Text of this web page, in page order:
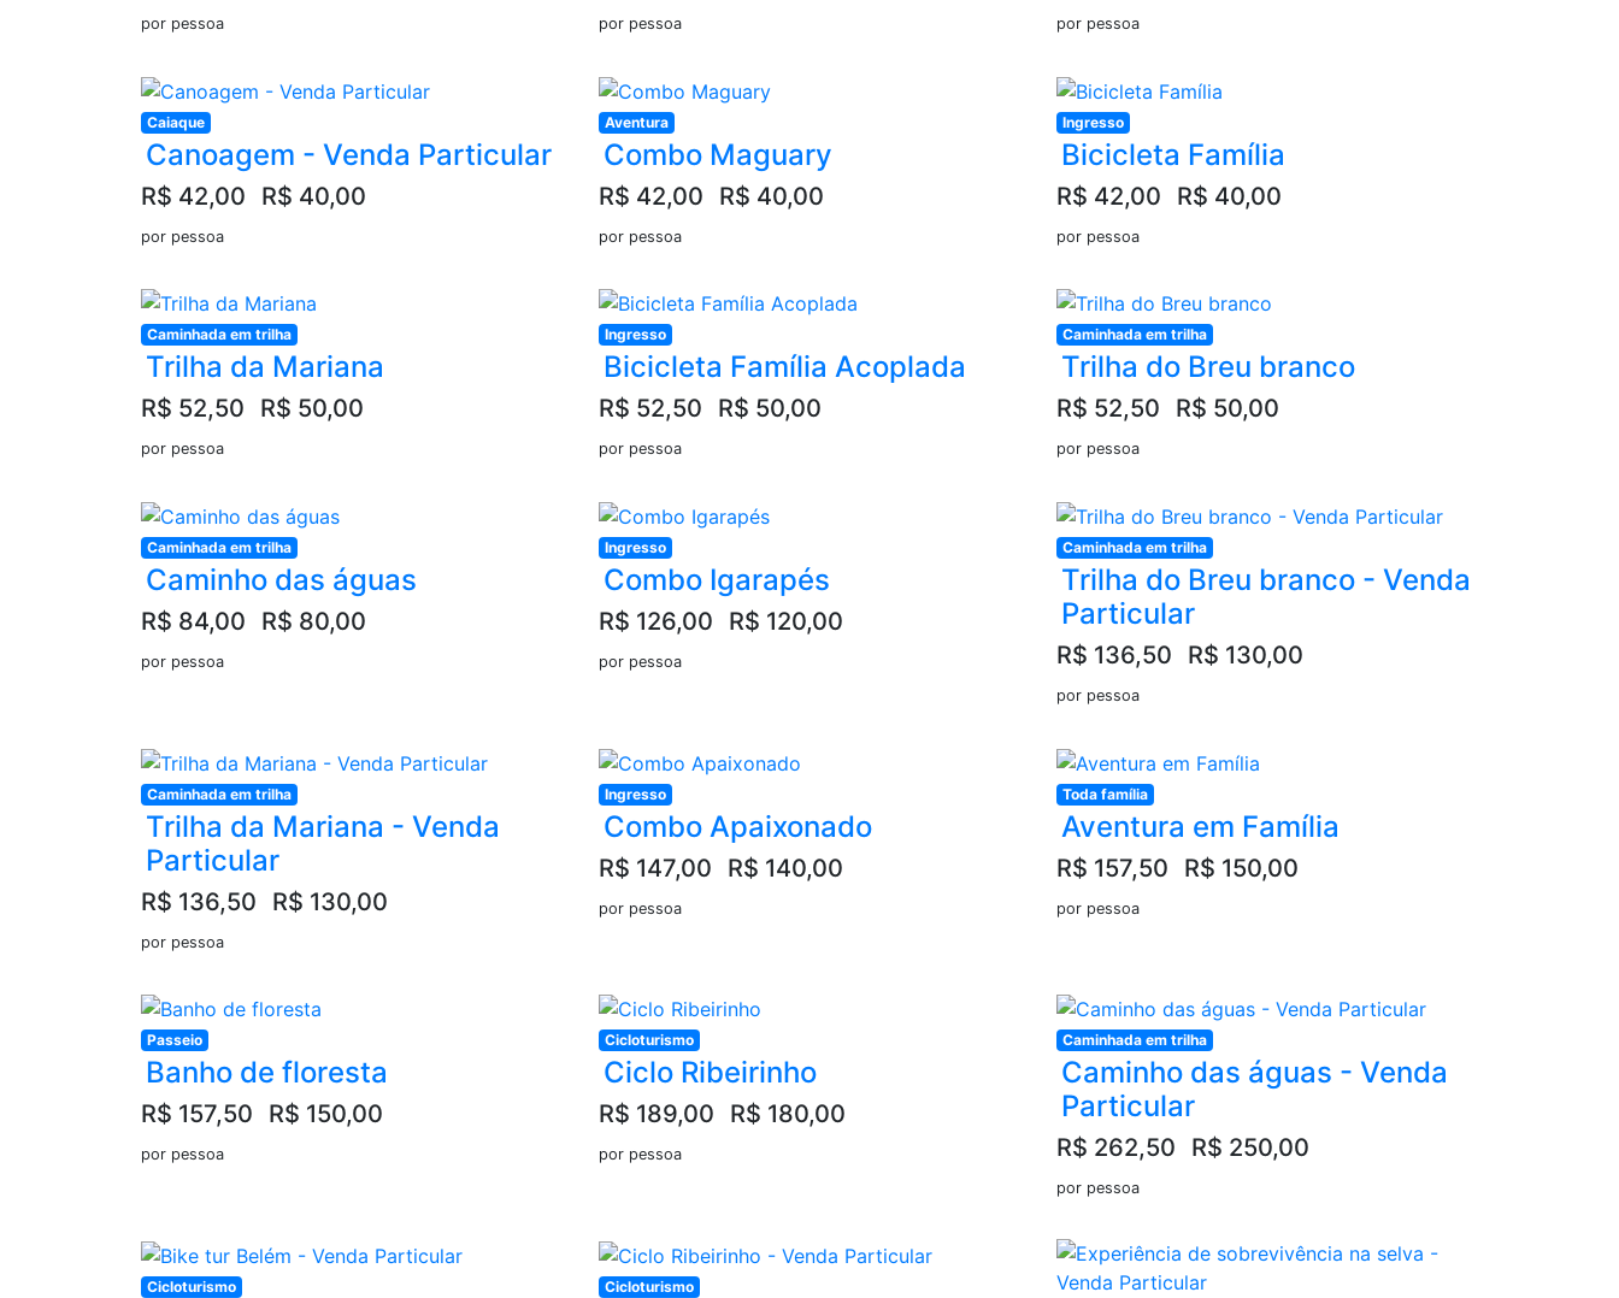
por pessoa por pessoa por pessoa
Caiaque
Canoagem - Venda Particular
R$ 42,00 R$ 40,00
por pessoa
Aventura
Combo Maguary
R$ 42,00 R$ 40,00
por pessoa
Ingresso
Bicicleta Família
R$ 42,00 R$ 40,00
por pessoa
Caminhada em trilha
Trilha da Mariana
R$ 52,50 R$ 50,00
por pessoa
Ingresso
Bicicleta Família Acoplada
R$ 52,50 R$ 50,00
por pessoa
Caminhada em trilha
Trilha do Breu branco
R$ 52,50 R$ 50,00
por pessoa
Caminhada em trilha
Caminho das águas
R$ 84,00 R$ 80,00
por pessoa
Ingresso
Combo Igarapés
R$ 126,00 R$ 120,00
por pessoa
Caminhada em trilha
Trilha do Breu branco - Venda
Particular
R$ 136,50 R$ 130,00
por pessoa
Caminhada em trilha
Trilha da Mariana - Venda
Particular
R$ 136,50 R$ 130,00
por pessoa
Ingresso
Combo Apaixonado
R$ 147,00 R$ 140,00
por pessoa
Toda família
Aventura em Família
R$ 157,50 R$ 150,00
por pessoa
Passeio
Banho de floresta
R$ 157,50 R$ 150,00
por pessoa
Cicloturismo
Ciclo Ribeirinho
R$ 189,00 R$ 180,00
por pessoa
Caminhada em trilha
Caminho das águas - Venda
Particular
R$ 262,50 R$ 250,00
por pessoa
Cicloturismo Cicloturismo